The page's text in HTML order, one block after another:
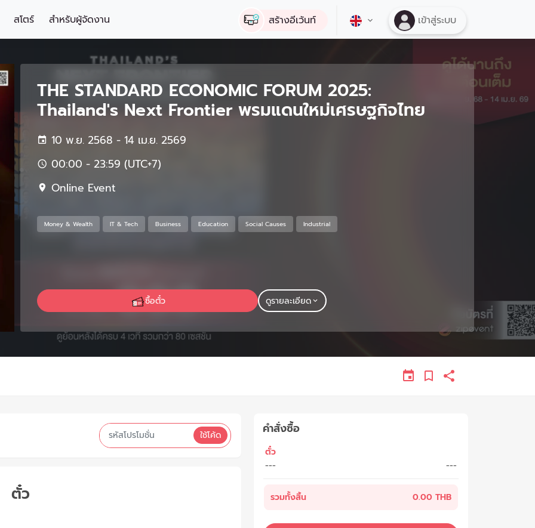
สโตร์ สำหรับผู้จัดงาน สร้างอีเว้นท์ เข้าสู่ระบบ
THE STANDARD ECONOMIC FORUM 2025:
Thailand's Next Frontier พรมแดนใหม่เศรษฐกิจไทย
10 พ.ย. 2568 - 14 เม.ย. 2569
00:00 - 23:59 (UTC+7)
Online Event
Money & Wealth IT & Tech Business Education Social Causes Industrial
ซื้อตั๋ว ดูรายละเอียด
ใช้โค้ด
ตั๋ว
คำสั่งซื้อ
ตั๋ว
---
---
รวมทั้งสิ้น 0.00 THB